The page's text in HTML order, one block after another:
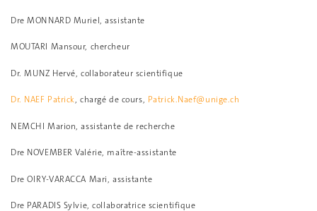
Dre MONNARD Muriel, assistante
MOUTARI Mansour, chercheur
Dr. MUNZ Hervé, collaborateur scientifique
Dr. NAEF Patrick, chargé de cours, Patrick.Naef@unige.ch
NEMCHI Marion, assistante de recherche
Dre NOVEMBER Valérie, maître-assistante
Dre OIRY-VARACCA Mari, assistante
Dre PARADIS Sylvie, collaboratrice scientifique